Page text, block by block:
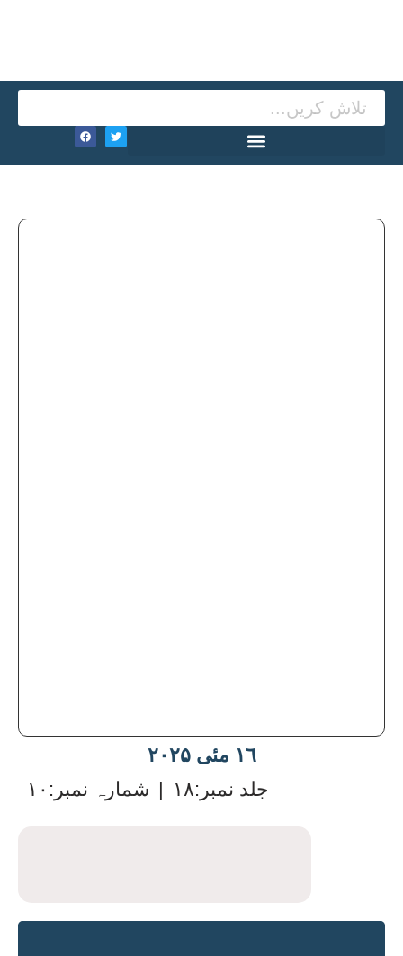
١٦ مئی ۲۰۲۵
۱۰
:شمارہ نمبر | ۱۸ :جلد نمبر